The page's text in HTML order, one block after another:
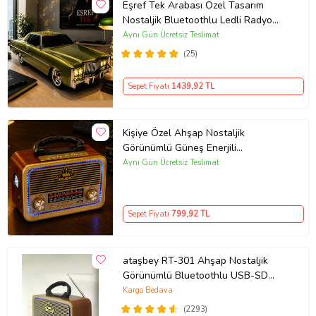
Eşref Tek Arabası Özel Tasarım
Nostaljik Bluetoothlu Ledli Radyo
Hoparlör
(25)
Aynı Gün Ücretsiz Teslimat
Sepet Fiyatı 1439,92 TL
Kişiye Özel Ahşap Nostaljik
Görünümlü Güneş Enerjili
Bluetoothlu Ledli Radyo
Aynı Gün Ücretsiz Teslimat
Sepet Fiyatı 799,92 TL
ataşbey RT-301 Ahşap Nostaljik
Görünümlü Bluetoothlu USB-SD
Card Mp3 Çalar Radyo Müzik Kutusu
(Kahverengi) (2293)
Kargo Bedava